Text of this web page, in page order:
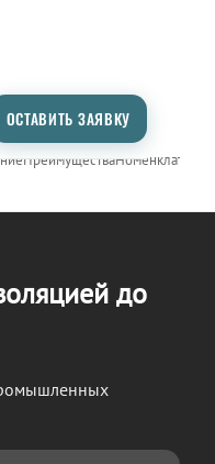
ОСТАВИТЬ ЗАЯВКУ
ПреимуществаНоменклатура
до